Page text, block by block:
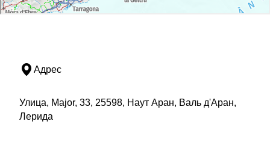
Адрес
Улица, Major, 33, 25598, Наут Аран, Валь д'Аран,
Лерида